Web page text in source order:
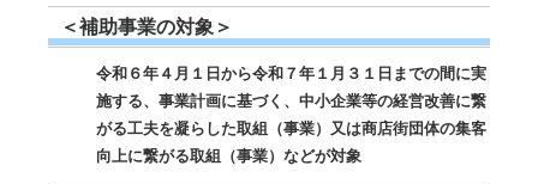
＜補助事業の対象＞
令和６年４月１日から令和７年１月３１日までの間に実
施する、事業計画に基づく、中小企業等の経営改善に繋
がる工夫を凝らした取組（事業）又は商店街団体の集客
向上に繋がる取組（事業）などが対象